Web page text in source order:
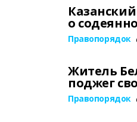
о
Правопорядок
Житель
поджег
Правопорядок